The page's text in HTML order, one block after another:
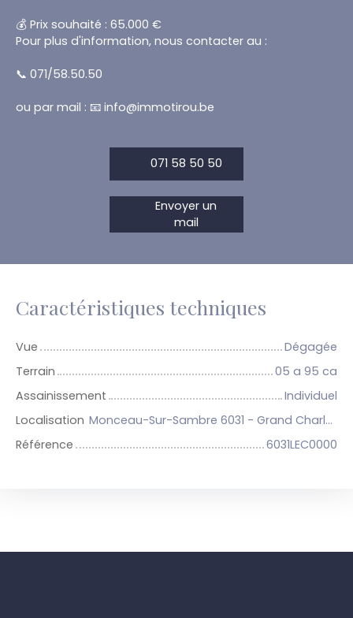
💰 Prix souhaité : 65.000 €
Pour plus d'information, nous contacter au :
📞 071/58.50.50
ou par mail : 📧 info@immotirou.be
071 58 50 50
Envoyer un
mail
Caractéristiques techniques
Vue
Dégagée
Terrain
05 a 95 ca
Assainissement
Individuel
Localisation
Monceau-Sur-Sambre 6031 - Grand Charleroi et 14 communes
Référence
6031LEC0000